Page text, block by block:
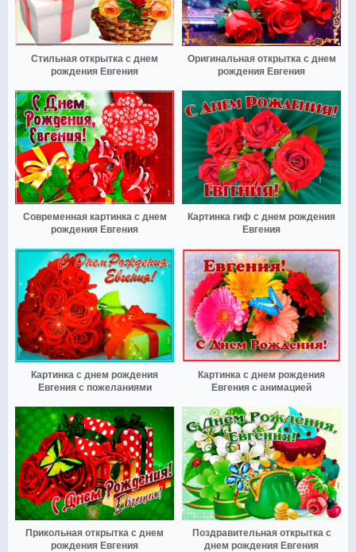
Стильная открытка с днем
рождения Евгения
Оригинальная открытка с днем
рождения Евгения
Современная картинка с днем
рождения Евгения
Картинка гиф с днем рождения
Евгения
Картинка с днем рождения
Евгения с пожеланиями
Картинка с днем рождения
Евгения с анимацией
Прикольная открытка с днем
рождения Евгения
Поздравительная открытка с
днем рождения Евгения